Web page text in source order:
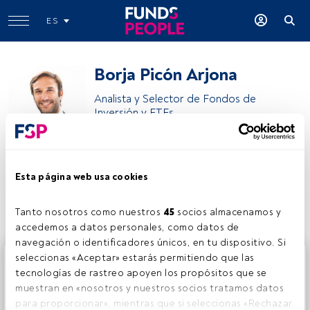
Esta página web usa cookies
Tanto nosotros como nuestros 45 socios almacenamos y
accedemos a datos personales, como datos de
navegación o identificadores únicos, en tu dispositivo. Si
seleccionas «Aceptar» estarás permitiendo que las
tecnologías de rastreo apoyen los propósitos que se
muestran en «nosotros y nuestros socios tratamos datos
para proporcionar», mientras que si seleccionas «Rechazar
ES
Borja Picón Arjona
Analista y Selector de Fondos de
Inversión y ETFs
Compartir:
Este es un artículo exclusivo para los usuarios registrados
de FundsPeople. Si ya estás registrado, accede desde el
botón Login. Si aún no tienes cuenta, te invitamos a
registrarte y disfrutar de todo el universo que ofrece